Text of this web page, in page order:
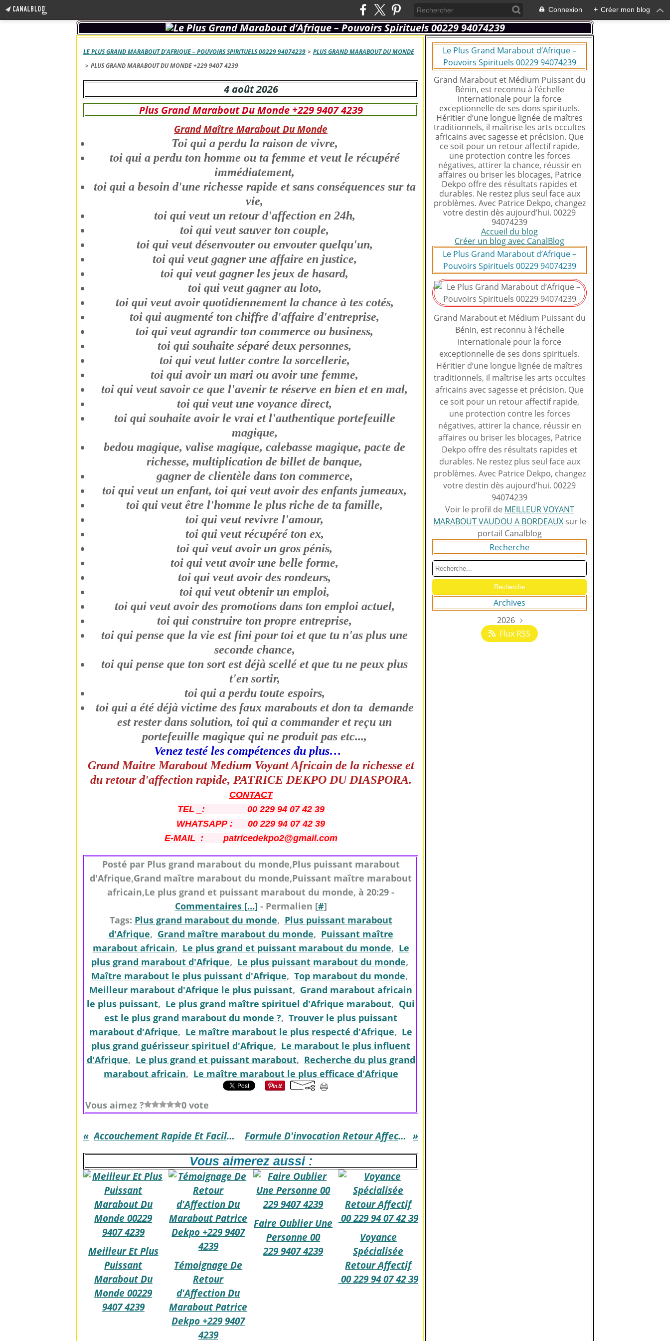
Connexion + Créer mon blog
LE PLUS GRAND MARABOUT D’AFRIQUE – POUVOIRS SPIRITUELS 00229 94074239 > PLUS GRAND MARABOUT DU MONDE
> PLUS GRAND MARABOUT DU MONDE +229 9407 4239
4 août 2026
Plus Grand Marabout Du Monde +229 9407 4239
Grand Maître Marabout Du Monde
Toi qui a perdu la raison de vivre,
toi qui a perdu ton homme ou ta femme et veut le récupéré
immédiatement,
toi qui a besoin d'une richesse rapide et sans conséquences sur ta
vie,
toi qui veut un retour d'affection en 24h,
toi qui veut sauver ton couple,
toi qui veut désenvouter ou envouter quelqu'un,
toi qui veut gagner une affaire en justice,
toi qui veut gagner les jeux de hasard,
toi qui veut gagner au loto,
toi qui veut avoir quotidiennement la chance à tes cotés,
toi qui augmenté ton chiffre d'affaire d'entreprise,
toi qui veut agrandir ton commerce ou business,
toi qui souhaite séparé deux personnes,
toi qui veut lutter contre la sorcellerie,
toi qui avoir un mari ou avoir une femme,
toi qui veut savoir ce que l'avenir te réserve en bien et en mal,
toi qui veut une voyance direct,
toi qui souhaite avoir le vrai et l'authentique portefeuille
magique,
bedou magique, valise magique, calebasse magique, pacte de
richesse, multiplication de billet de banque,
gagner de clientèle dans ton commerce,
toi qui veut un enfant, toi qui veut avoir des enfants jumeaux,
toi qui veut être l'homme le plus riche de ta famille,
toi qui veut revivre l'amour,
toi qui veut récupéré ton ex,
toi qui veut avoir un gros pénis,
toi qui veut avoir une belle forme,
toi qui veut avoir des rondeurs,
toi qui veut obtenir un emploi,
toi qui veut avoir des promotions dans ton emploi actuel,
toi qui construire ton propre entreprise,
toi qui pense que la vie est fini pour toi et que tu n'as plus une
seconde chance,
toi qui pense que ton sort est déjà scellé et que tu ne peux plus
t'en sortir,
toi qui a perdu toute espoirs,
toi qui a été déjà victime des faux marabouts et don ta demande
est rester dans solution, toi qui a commander et reçu un
portefeuille magique qui ne produit pas etc...,
Venez testé les compétences du plus…
Grand Maitre Marabout Medium Voyant Africain de la richesse et
du retour d'affection rapide, PATRICE DEKPO DU DIASPORA.
CONTACT
TEL _: 00 229 94 07 42 39
WHATSAPP : 00 229 94 07 42 39
E-MAIL : patricedekpo2@gmail.com
Posté par Plus grand marabout du monde,Plus puissant marabout
d'Afrique,Grand maître marabout du monde,Puissant maître marabout
africain,Le plus grand et puissant marabout du monde, à 20:29 -
Commentaires […] - Permalien [#]
Tags: Plus grand marabout du monde, Plus puissant marabout
d'Afrique, Grand maître marabout du monde, Puissant maître
marabout africain, Le plus grand et puissant marabout du monde, Le
plus grand marabout d'Afrique, Le plus puissant marabout du monde,
Maître marabout le plus puissant d'Afrique, Top marabout du monde,
Meilleur marabout d'Afrique le plus puissant, Grand marabout africain
le plus puissant, Le plus grand maître spirituel d'Afrique marabout, Qui
est le plus grand marabout du monde ?, Trouver le plus puissant
marabout d'Afrique, Le maître marabout le plus respecté d'Afrique, Le
plus grand guérisseur spirituel d'Afrique, Le marabout le plus influent
d'Afrique, Le plus grand et puissant marabout, Recherche du plus grand
marabout africain, Le maître marabout le plus efficace d'Afrique
Vous aimez ? 0 vote
Accouchement Rapide Et Facile +229 9407 4239 Formule D'invocation Retour Affectif 00229 9407 4239
Vous aimerez aussi :
Meilleur Et Plus
Puissant
Marabout Du
Monde 00229
9407 4239
Témoignage De
Retour
d'Affection Du
Marabout Patrice
Dekpo +229 9407
4239
Faire Oublier Une
Personne 00
229 9407 4239
Voyance
Spécialisée
Retour Affectif
00 229 94 07 42 39
Le Plus Grand Marabout d’Afrique –
Pouvoirs Spirituels 00229 94074239
Grand Marabout et Médium Puissant du
Bénin, est reconnu à l’échelle
internationale pour la force
exceptionnelle de ses dons spirituels.
Héritier d’une longue lignée de maîtres
traditionnels, il maîtrise les arts occultes
africains avec sagesse et précision. Que
ce soit pour un retour affectif rapide,
une protection contre les forces
négatives, attirer la chance, réussir en
affaires ou briser les blocages, Patrice
Dekpo offre des résultats rapides et
durables. Ne restez plus seul face aux
problèmes. Avec Patrice Dekpo, changez
votre destin dès aujourd’hui. 00229
94074239
Accueil du blog
Créer un blog avec CanalBlog
Le Plus Grand Marabout d’Afrique –
Pouvoirs Spirituels 00229 94074239
Grand Marabout et Médium Puissant du
Bénin, est reconnu à l’échelle
internationale pour la force
exceptionnelle de ses dons spirituels.
Héritier d’une longue lignée de maîtres
traditionnels, il maîtrise les arts occultes
africains avec sagesse et précision. Que
ce soit pour un retour affectif rapide,
une protection contre les forces
négatives, attirer la chance, réussir en
affaires ou briser les blocages, Patrice
Dekpo offre des résultats rapides et
durables. Ne restez plus seul face aux
problèmes. Avec Patrice Dekpo, changez
votre destin dès aujourd’hui. 00229
94074239
Voir le profil de MEILLEUR VOYANT
MARABOUT VAUDOU A BORDEAUXsur le
portail Canalblog
Recherche
Archives
2026
Août(129)
Flux RSS